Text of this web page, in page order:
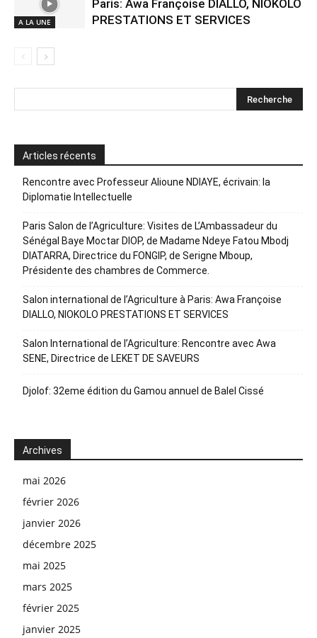
A LA UNE
Paris: Awa Françoise DIALLO, NIOKOLO
PRESTATIONS ET SERVICES
Articles récents
Rencontre avec Professeur Alioune NDIAYE, écrivain: la
Diplomatie Intellectuelle
Paris Salon de l’Agriculture: Visites de L’Ambassadeur du
Sénégal Baye Moctar DIOP, de Madame Ndeye Fatou Mbodj
DIATARRA, Directrice du FONGIP, de Serigne Mboup,
Présidente des chambres de Commerce.
Salon international de l’Agriculture à Paris: Awa Françoise
DIALLO, NIOKOLO PRESTATIONS ET SERVICES
Salon International de l’Agriculture: Rencontre avec Awa
SENE, Directrice de LEKET DE SAVEURS
Djolof: 32eme édition du Gamou annuel de Balel Cissé
Archives
mai 2026
février 2026
janvier 2026
décembre 2025
mai 2025
mars 2025
février 2025
janvier 2025